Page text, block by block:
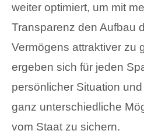
weiter optimiert, um mit
Transparenz den Aufbau
Vermögens attraktiver zu
ergeben sich für jeden
persönlicher Situation
ganz unterschiedliche
vom Staat zu sichern.